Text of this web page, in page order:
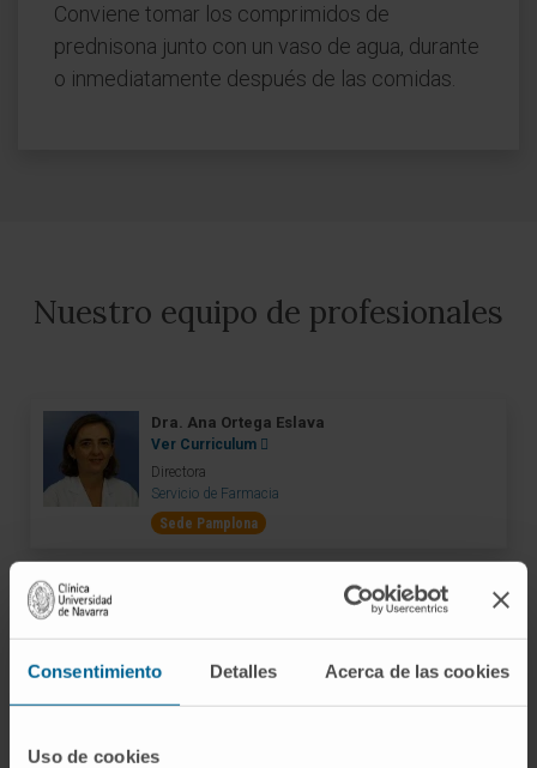
Consentimiento Detalles Acerca de las cookies
Uso de cookies
Conviene tomar los comprimidos de
prednisona junto con un vaso de agua, durante
o inmediatamente después de las comidas.
Nuestro equipo de profesionales
Dra. Ana Ortega Eslava
Ver Curriculum
Directora
Servicio de Farmacia
Sede Pamplona
Dra. Mª Ángeles García del Barrio
Servicio de Farmacia